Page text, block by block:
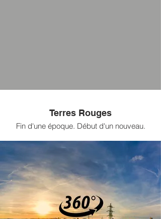
Terres Rouges
Fin d'une époque. Début d'un nouveau.